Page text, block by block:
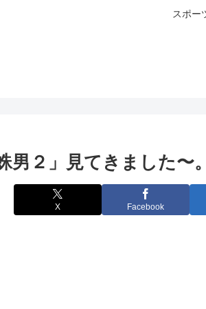
スポー
男２」見てきました〜。
X Facebook